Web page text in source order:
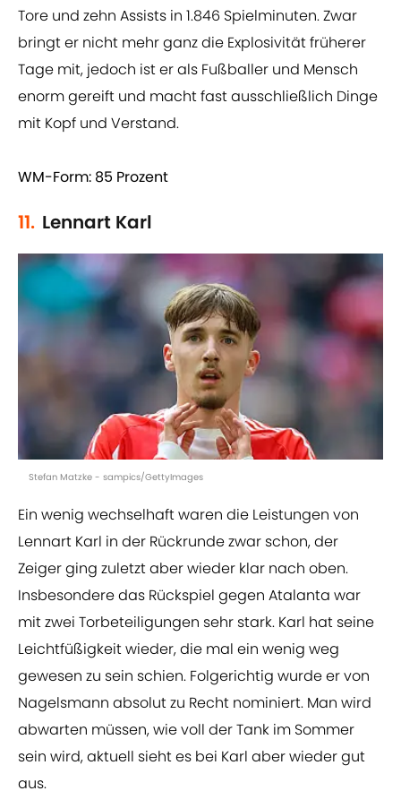
Tore und zehn Assists in 1.846 Spielminuten. Zwar
bringt er nicht mehr ganz die Explosivität früherer
Tage mit, jedoch ist er als Fußballer und Mensch
enorm gereift und macht fast ausschließlich Dinge
mit Kopf und Verstand.
WM-Form: 85 Prozent
11. Lennart Karl
Stefan Matzke - sampics/GettyImages
Ein wenig wechselhaft waren die Leistungen von
Lennart Karl in der Rückrunde zwar schon, der
Zeiger ging zuletzt aber wieder klar nach oben.
Insbesondere das Rückspiel gegen Atalanta war
mit zwei Torbeteiligungen sehr stark. Karl hat seine
Leichtfüßigkeit wieder, die mal ein wenig weg
gewesen zu sein schien. Folgerichtig wurde er von
Nagelsmann absolut zu Recht nominiert. Man wird
abwarten müssen, wie voll der Tank im Sommer
sein wird, aktuell sieht es bei Karl aber wieder gut
aus.